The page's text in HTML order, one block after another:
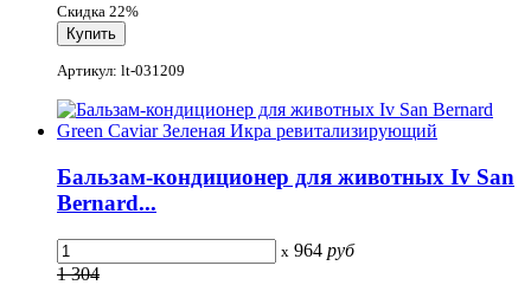
Скидка 22%
Артикул: lt-031209
Бальзам-кондиционер для животных Iv San
Bernard...
x 964 руб
1 304